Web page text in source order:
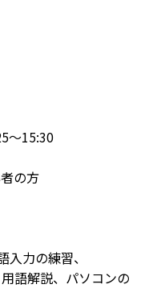
～15:30
の方
力の練習、
語解説、パソコンの